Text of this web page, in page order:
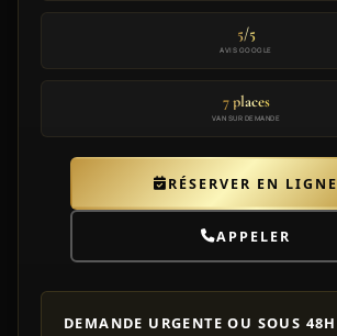
5/5
AVIS GOOGLE
7 places
VAN SUR DEMANDE
RÉSERVER EN LIGNE
APPELER
DEMANDE URGENTE OU SOUS 48H